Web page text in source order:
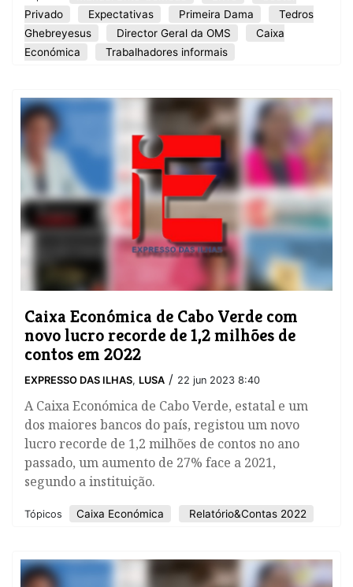
Privado
Expectativas Primeira Dama
Tedros
Ghebreyesus
Director Geral da OMS
Caixa
Económica
Trabalhadores informais
Caixa Económica de Cabo Verde com
novo lucro recorde de 1,2 milhões de
contos em 2022
EXPRESSO DAS ILHAS, LUSA / 22 jun 2023 8:40
A Caixa Económica de Cabo Verde, estatal e um
dos maiores bancos do país, registou um novo
lucro recorde de 1,2 milhões de contos no ano
passado, um aumento de 27% face a 2021,
segundo a instituição.
Tópicos Caixa Económica Relatório&Contas 2022